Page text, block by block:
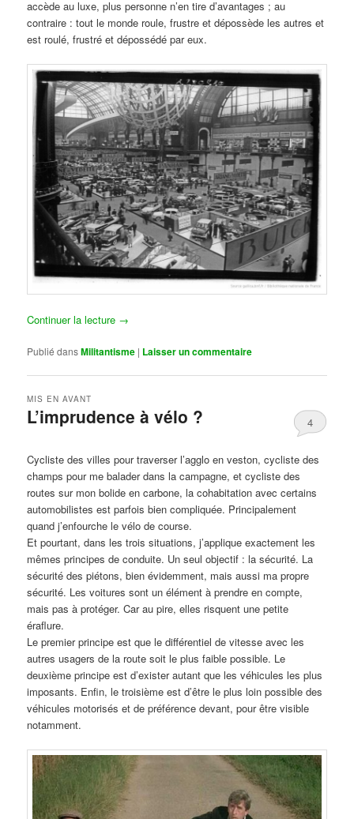
accède au luxe, plus personne n’en tire d’avantages ; au
contraire : tout le monde roule, frustre et dépossède les autres et
est roulé, frustré et dépossédé par eux.
Continuer la lecture →
Publié dansMilitantisme | Laisser un commentaire
L’imprudence à vélo ?
MIS EN AVANT
4
Cycliste des villes pour traverser l’agglo en veston, cycliste des
champs pour me balader dans la campagne, et cycliste des
routes sur mon bolide en carbone, la cohabitation avec certains
automobilistes est parfois bien compliquée. Principalement
quand j’enfourche le vélo de course.
Et pourtant, dans les trois situations, j’applique exactement les
mêmes principes de conduite. Un seul objectif : la sécurité. La
sécurité des piétons, bien évidemment, mais aussi ma propre
sécurité. Les voitures sont un élément à prendre en compte,
mais pas à protéger. Car au pire, elles risquent une petite
éraflure.
Le premier principe est que le différentiel de vitesse avec les
autres usagers de la route soit le plus faible possible. Le
deuxième principe est d’exister autant que les véhicules les plus
imposants. Enfin, le troisième est d’être le plus loin possible des
véhicules motorisés et de préférence devant, pour être visible
notamment.